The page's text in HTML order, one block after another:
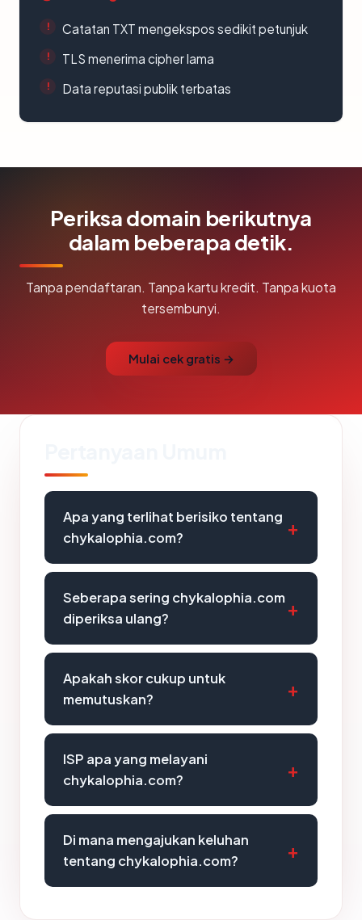
Catatan TXT mengekspos sedikit petunjuk
TLS menerima cipher lama
Data reputasi publik terbatas
Periksa domain berikutnya
dalam beberapa detik.
Tanpa pendaftaran. Tanpa kartu kredit. Tanpa kuota
tersembunyi.
Mulai cek gratis →
Apa yang terlihat berisiko tentang
chykalophia.com?
Seberapa sering chykalophia.com
diperiksa ulang?
Apakah skor cukup untuk
memutuskan?
ISP apa yang melayani
chykalophia.com?
Di mana mengajukan keluhan
tentang chykalophia.com?